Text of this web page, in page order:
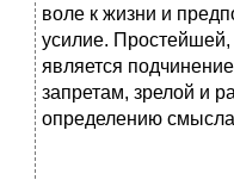
воле к жизни и
усилие.
является
запретам, зрелой и
определению